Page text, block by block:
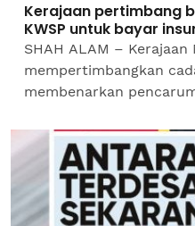
Kerajaan pertimbang
KWSP untuk bayar
SHAH ALAM – Kerajaan
mempertimbangkan
membenarkan
simpanan Akaun 2 bagi
insurans...